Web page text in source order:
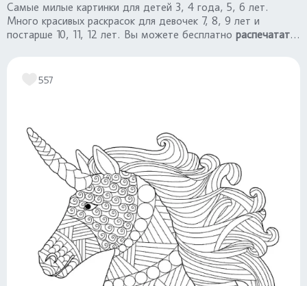
Самые милые картинки для детей 3, 4 года, 5, 6 лет.
Много красивых раскрасок для девочек 7, 8, 9 лет и
постарше 10, 11, 12 лет. Вы можете бесплатно распечатать
557